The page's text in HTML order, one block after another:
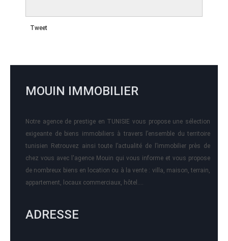
Tweet
MOUIN IMMOBILIER
Notre agence de prestige en TUNISIE vous propose une sélection
exigeante de biens immobiliers à travers l’ensemble du territoire
tunisien Retrouvez ainsi toute l’actualité de l’immobilier près de
chez vous avec l'agence Mouin qui vous informe et vous propose
de nombreux biens en location ou à la vente : villa, maison, terrain,
appartement, locaux commerciaux, hôtel….
ADRESSE